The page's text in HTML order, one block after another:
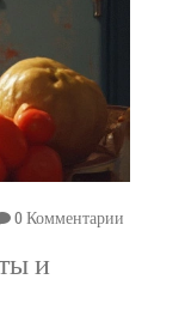
0 Комментарии
и